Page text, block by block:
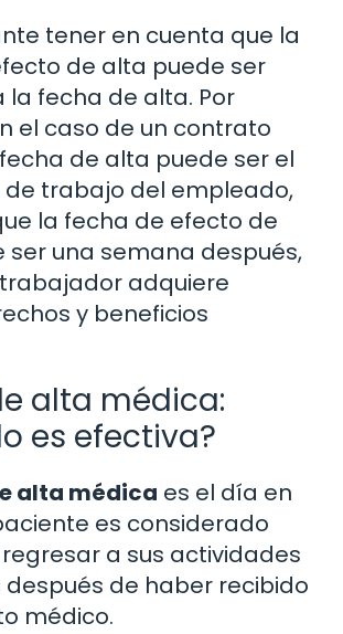
tener en cuenta que la
de alta puede ser
la fecha de alta. Por
el caso de un contrato
de alta puede ser el
trabajo del empleado,
la fecha de efecto de
ser una semana después,
adquiere
y beneficios
alta médica:
es efectiva?
alta médica es el día en
es considerado
a sus actividades
de haber recibido
médico.